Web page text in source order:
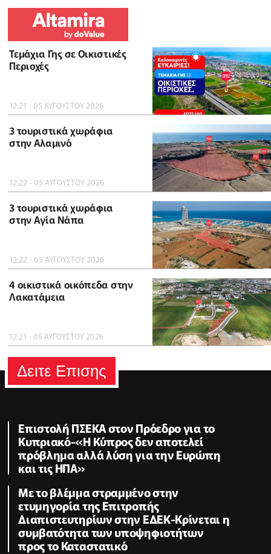
Τεμάχια Γης σε Οικιστικές
Περιοχές
12:21 - 05 ΑΥΓΟΥΣΤΟΥ 2026
3 τουριστικά χωράφια
στην Αλαμινό
12:22 - 05 ΑΥΓΟΥΣΤΟΥ 2026
3 τουριστικά χωράφια
στην Αγία Νάπα
12:22 - 05 ΑΥΓΟΥΣΤΟΥ 2026
4 οικιστικά οικόπεδα στην
Λακατάμεια
12:21 - 05 ΑΥΓΟΥΣΤΟΥ 2026
Δειτε Επισης
Επιστολή ΠΣΕΚΑ στον Πρόεδρο για το
Κυπριακό-«Η Κύπρος δεν αποτελεί
πρόβλημα αλλά λύση για την Ευρώπη
και τις ΗΠΑ»
Με το βλέμμα στραμμένο στην
ετυμηγορία της Επιτροπής
Διαπιστευτηρίων στην ΕΔΕΚ-Κρίνεται η
συμβατότητα των υποψηφιοτήτων
προς το Καταστατικό